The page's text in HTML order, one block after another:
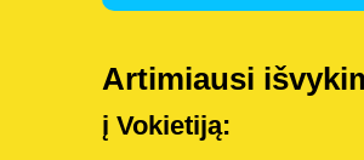
Artimiausi
į Vokietiją: